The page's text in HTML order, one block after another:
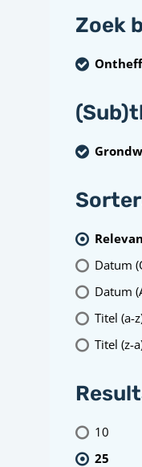
Zoek
Datum
Datum
Titel (a-
Titel (z-
10
25